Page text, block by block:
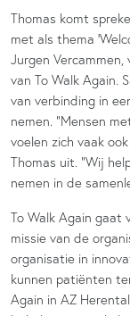
Thomas komt
met als thema
Jurgen
van To Walk Again.
van verbinding in
nemen. “Mensen
voelen zich vaak
Thomas uit. “Wij
nemen in de
To Walk Again gaat
missie van de
organisatie in
kunnen patiënten
Again in AZ